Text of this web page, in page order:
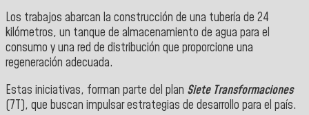
Los trabajos abarcan la construcción de una tubería de 24
kilómetros, un tanque de almacenamiento de agua para el
consumo y una red de distribución que proporcione una
regeneración adecuada.
Estas iniciativas, forman parte del plan Siete Transformaciones
(7T), que buscan impulsar estrategias de desarrollo para el país.